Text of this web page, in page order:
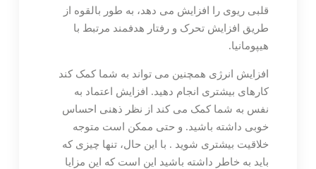
قلبی ریوی را افزایش می دهد، به طور بالقوه از
طریق افزایش تحرک و رفتار هدفمند مرتبط با
هیپومانیا.
افزایش انرژی همچنین می تواند به شما کمک کند
کارهای بیشتری انجام دهید. افزایش اعتماد به
نفس به شما کمک می کند از نظر ذهنی احساس
خوبی داشته باشید. و حتی ممکن است متوجه
خلاقیت بیشتری شوید . با این حال، تنها چیزی که
باید به خاطر داشته باشید این است که این مزایا